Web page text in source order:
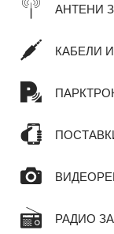
АНТЕНИ
КАБЕЛИ
РАДИО